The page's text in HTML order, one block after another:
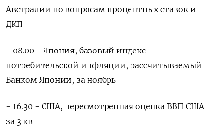
Австралии по вопросам процентных ставок ‍и
ДКП
- 08.00 - Япония, базовый индекс
потребительской инфляции, рассчитываемый
Банком Японии, за ноябрь
- 16.30 - США, пересмотренная оценка ‌ВВП США
за 3 кв